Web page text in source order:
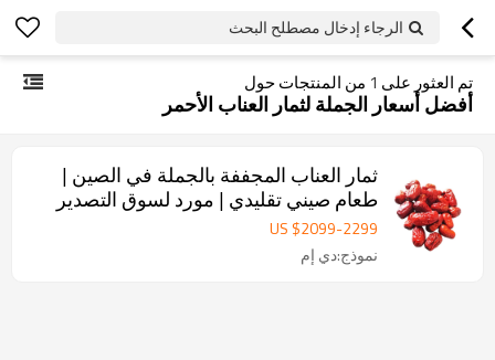
الرجاء إدخال مصطلح البحث
تم العثور على 1 من المنتجات حول
أفضل أسعار الجملة لثمار العناب الأحمر
ثمار العناب المجففة بالجملة في الصين |
طعام صيني تقليدي | مورد لسوق التصدير
US $2099-2299
نموذج:دي إم